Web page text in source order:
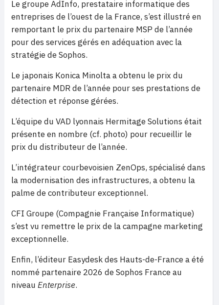
Le groupe AdInfo, prestataire informatique des
entreprises de l’ouest de la France, s’est illustré en
remportant le prix du partenaire MSP de l’année
pour des services gérés en adéquation avec la
stratégie de Sophos.
Le japonais Konica Minolta a obtenu le prix du
partenaire MDR de l’année pour ses prestations de
détection et réponse gérées.
L’équipe du VAD lyonnais Hermitage Solutions était
présente en nombre (cf. photo) pour recueillir le
prix du distributeur de l’année.
L’intégrateur courbevoisien ZenOps, spécialisé dans
la modernisation des infrastructures, a obtenu la
palme de contributeur exceptionnel.
CFI Groupe (Compagnie Française Informatique)
s’est vu remettre le prix de la campagne marketing
exceptionnelle.
Enfin, l’éditeur Easydesk des Hauts-de-France a été
nommé partenaire 2026 de Sophos France au
niveau Enterprise.